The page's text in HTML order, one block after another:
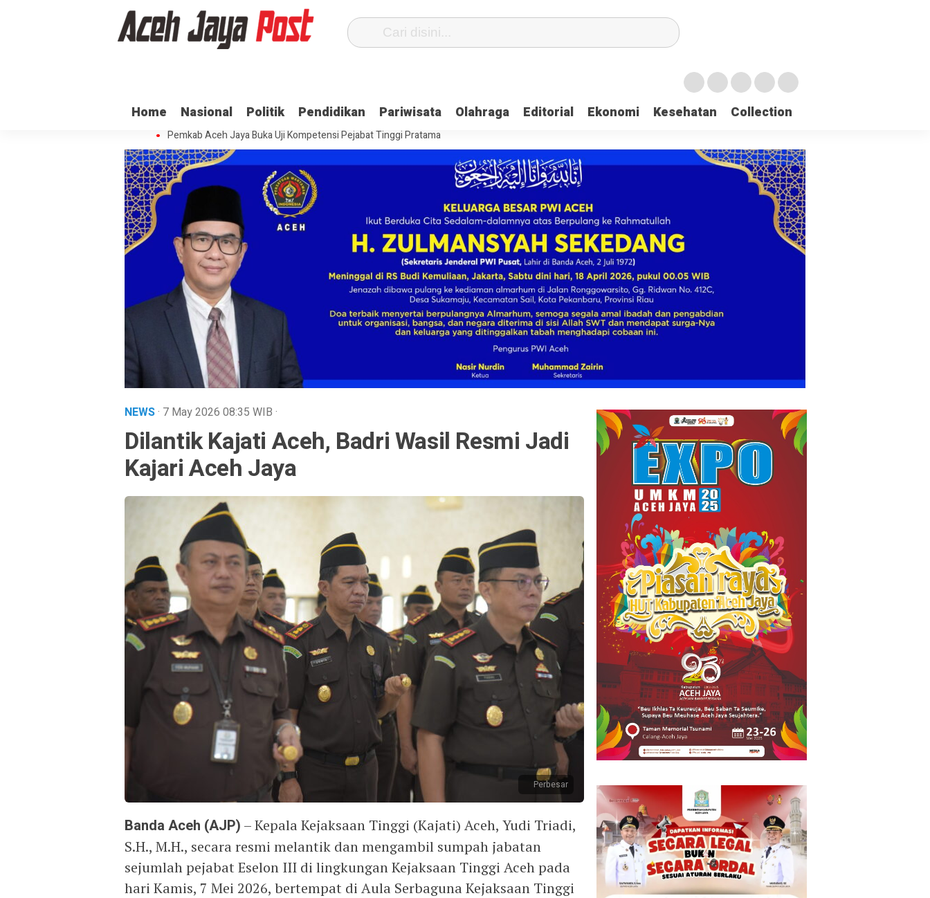
Home Nasional Politik Pendidikan Pariwisata Olahraga Editorial Ekonomi Kesehatan Collection
Ratusan ASN di Aceh Jaya Belum Terima Gaji
Ulama dan Pj Bupati Aceh Jaya Bahas Penguatan Kemandirian Dayah
Dua Oknum Anggota Polda Aceh Ditangkap, Ini Kasusnya
Saat Proses Sortir, Panwaslih Aceh Jaya Temukan 137 Surat Suara Rusak
Pemkab Aceh Jaya Buka Uji Kompetensi Pejabat Tinggi Pratama
NEWS· 7 May 2026 08:35 WIB ·
Dilantik Kajati Aceh, Badri Wasil Resmi Jadi
Kajari Aceh Jaya
Perbesar
Banda Aceh (AJP) – Kepala Kejaksaan Tinggi (Kajati) Aceh, Yudi Triadi,
S.H., M.H., secara resmi melantik dan mengambil sumpah jabatan
sejumlah pejabat Eselon III di lingkungan Kejaksaan Tinggi Aceh pada
hari Kamis, 7 Mei 2026, bertempat di Aula Serbaguna Kejaksaan Tinggi